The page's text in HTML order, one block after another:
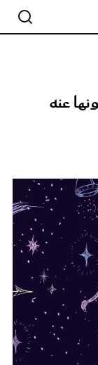
عنه